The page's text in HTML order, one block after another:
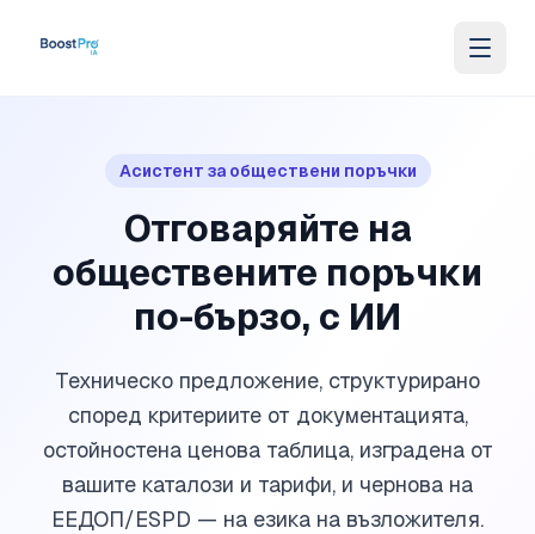
Асистент за обществени поръчки
Отговаряйте на
обществените поръчки
по-бързо, с ИИ
Техническо предложение, структурирано
според критериите от документацията,
остойностена ценова таблица, изградена от
вашите каталози и тарифи, и чернова на
ЕЕДОП/ESPD — на езика на възложителя.